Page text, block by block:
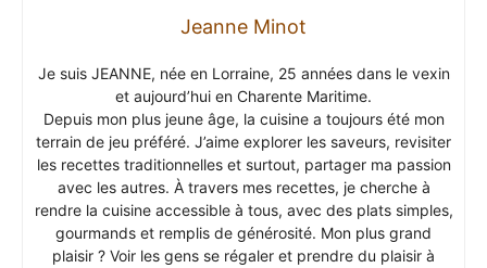
Jeanne Minot
Je suis JEANNE, née en Lorraine, 25 années dans le vexin
et aujourd’hui en Charente Maritime.
Depuis mon plus jeune âge, la cuisine a toujours été mon
terrain de jeu préféré. J’aime explorer les saveurs, revisiter
les recettes traditionnelles et surtout, partager ma passion
avec les autres. À travers mes recettes, je cherche à
rendre la cuisine accessible à tous, avec des plats simples,
gourmands et remplis de générosité. Mon plus grand
plaisir ? Voir les gens se régaler et prendre du plaisir à